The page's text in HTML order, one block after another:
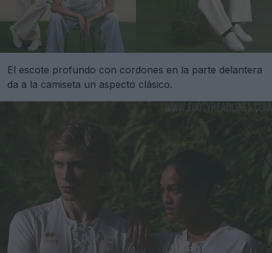
El escote profundo con cordones en la parte delantera
da a la camiseta un aspecto clásico.